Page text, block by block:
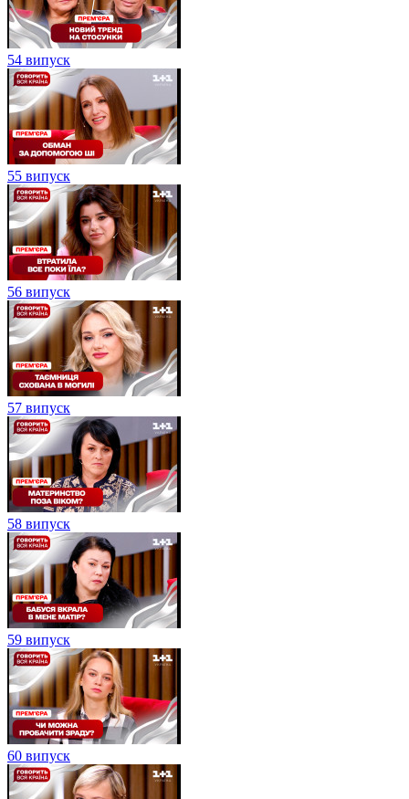
54 випуск
55 випуск
56 випуск
57 випуск
58 випуск
59 випуск
60 випуск